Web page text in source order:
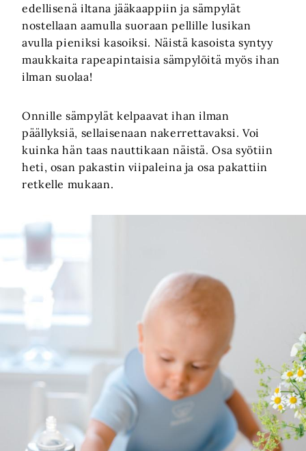
edellisenä iltana jääkaappiin ja sämpylät
nostellaan aamulla suoraan pellille lusikan
avulla pieniksi kasoiksi. Näistä kasoista syntyy
maukkaita rapeapintaisia sämpylöitä myös ihan
ilman suolaa!
Onnille sämpylät kelpaavat ihan ilman
päällyksiä, sellaisenaan nakerrettavaksi. Voi
kuinka hän taas nauttikaan näistä. Osa syötiin
heti, osan pakastin viipaleina ja osa pakattiin
retkelle mukaan.